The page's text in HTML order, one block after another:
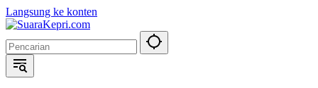
Langsung ke konten